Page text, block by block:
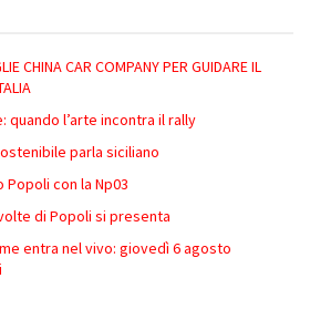
CHINA CAR COMPANY PER GUIDARE IL
quando l’arte incontra il rally
parla siciliano
Popoli con la Np03
di Popoli si presenta
entra nel vivo: giovedì 6 agosto